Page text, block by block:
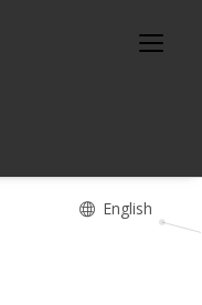
English